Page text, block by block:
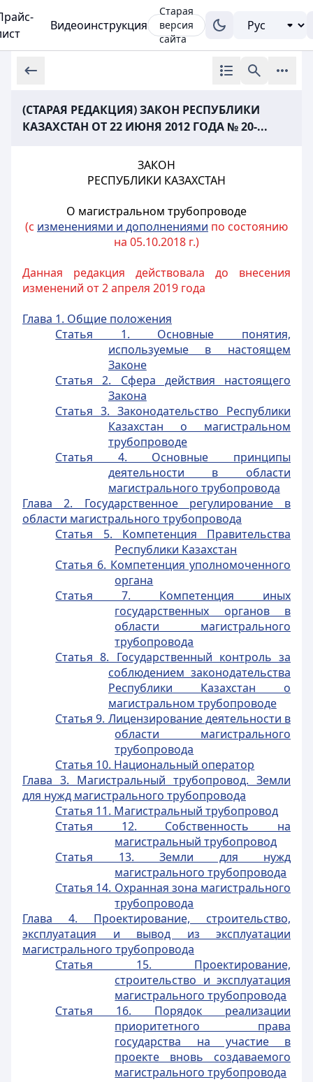
Видеоинструкция
Старая
версия
сайта
(СТАРАЯ РЕДАКЦИЯ) ЗАКОН РЕСПУБЛИКИ
КАЗАХСТАН ОТ 22 ИЮНЯ 2012 ГОДА № 20-...
ЗАКОН
РЕСПУБЛИКИ КАЗАХСТАН
О магистральном трубопроводе
(с изменениями и дополнениями по состоянию
на 05.10.2018 г.)
Данная редакция действовала до внесения
изменений от 2 апреля 2019 года
Глава 1. Общие положения
Статья 1. Основные понятия,
используемые в настоящем
Законе
Статья 2. Сфера действия настоящего
Закона
Статья 3. Законодательство Республики
Казахстан о магистральном
трубопроводе
Статья 4. Основные принципы
деятельности в области
магистрального трубопровода
Глава 2. Государственное регулирование в
области магистрального трубопровода
Статья 5. Компетенция Правительства
Республики Казахстан
Статья 6. Компетенция уполномоченного
органа
Статья 7. Компетенция иных
государственных органов в
области магистрального
трубопровода
Статья 8. Государственный контроль за
соблюдением законодательства
Республики Казахстан о
магистральном трубопроводе
Статья 9. Лицензирование деятельности в
области магистрального
трубопровода
Статья 10. Национальный оператор
Глава 3. Магистральный трубопровод. Земли
для нужд магистрального трубопровода
Статья 11. Магистральный трубопровод
Статья 12. Собственность на
магистральный трубопровод
Статья 13. Земли для нужд
магистрального трубопровода
Статья 14. Охранная зона магистрального
трубопровода
Глава 4. Проектирование, строительство,
эксплуатация и вывод из эксплуатации
магистрального трубопровода
Статья 15. Проектирование,
строительство и эксплуатация
магистрального трубопровода
Статья 16. Порядок реализации
приоритетного права
государства на участие в
проекте вновь создаваемого
магистрального трубопровода